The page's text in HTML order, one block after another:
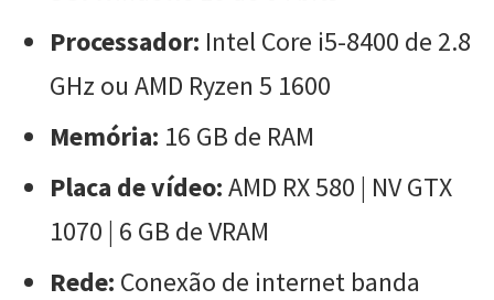
Processador: Intel Core i5-8400 de 2.8
GHz ou AMD Ryzen 5 1600
Memória: 16 GB de RAM
Placa de vídeo:AMD RX 580 | NV GTX
1070 | 6 GB de VRAM
Rede: Conexão de internet banda